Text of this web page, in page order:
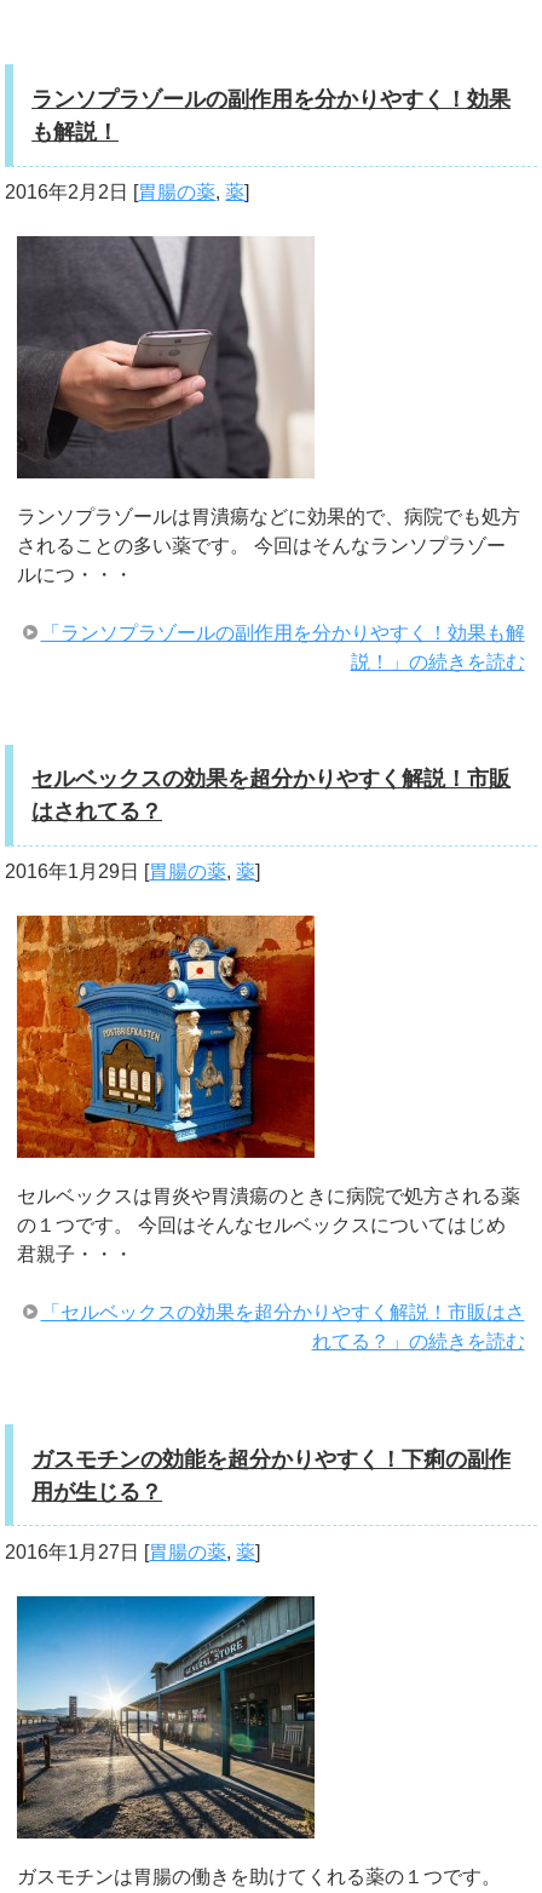
ランソプラゾールの副作用を分かりやすく！効果
も解説！
2016年2月2日 [胃腸の薬,薬]
ランソプラゾールは胃潰瘍などに効果的で、病院でも処方
されることの多い薬です。 今回はそんなランソプラゾー
ルにつ・・・
「ランソプラゾールの副作用を分かりやすく！効果も解
説！」の続きを読む
セルベックスの効果を超分かりやすく解説！市販
はされてる？
2016年1月29日 [胃腸の薬,薬]
セルベックスは胃炎や胃潰瘍のときに病院で処方される薬
の１つです。 今回はそんなセルベックスについてはじめ
君親子・・・
「セルベックスの効果を超分かりやすく解説！市販はさ
れてる？」の続きを読む
ガスモチンの効能を超分かりやすく！下痢の副作
用が生じる？
2016年1月27日 [胃腸の薬,薬]
ガスモチンは胃腸の働きを助けてくれる薬の１つです。